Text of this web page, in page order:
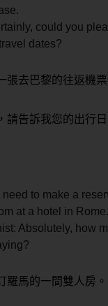
could you
dates?
張去巴黎的往返機票
請告訴我您的出行日
need to make a
at a hotel in Rome.
Absolutely, how
羅馬的一間雙人房。